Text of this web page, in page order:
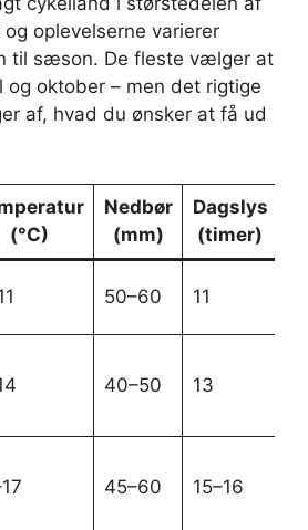
oplevelserne varierer
til sæson. De fleste vælger at
og oktober – men det rigtige
af, hvad du ønsker at få ud
(°C)
Nedbør
(mm)
Dagslys
(timer)
50–60 11
40–50 13
45–60 15–16